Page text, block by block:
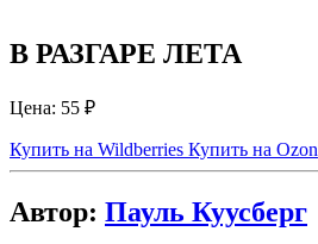
В РАЗГАРЕ ЛЕТА
Цена: 55 ₽
Купить на Wildberries Купить на Ozon
Автор: Пауль Куусберг